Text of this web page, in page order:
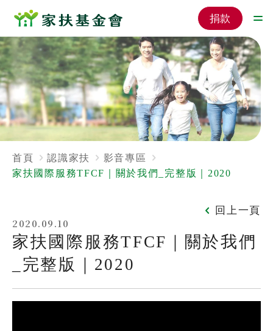
捐款
首頁 認識家扶
影音專區
家扶國際服務TFCF｜關於我們_完整版｜2020
回上一頁
2020.09.10
家扶國際服務TFCF｜關於我們
_完整版｜2020